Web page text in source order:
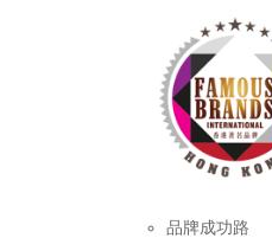
品牌成功路